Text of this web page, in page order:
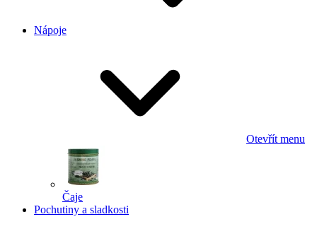
Nápoje
Otevřít menu
Čaje
Pochutiny a sladkosti